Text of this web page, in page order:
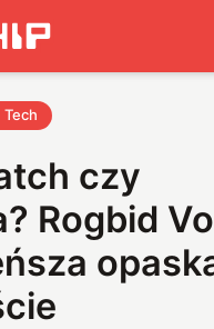
Tech
czy
Rogbid